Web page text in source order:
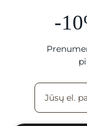
-